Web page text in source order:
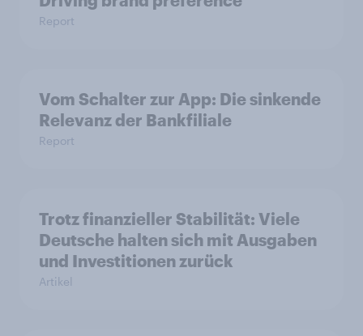
Report
Vom Schalter zur App: Die sinkende
Relevanz der Bankfiliale
Report
Trotz finanzieller Stabilität: Viele
Deutsche halten sich mit Ausgaben
und Investitionen zurück
Artikel